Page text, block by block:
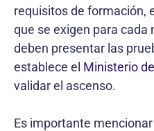
requisitos de formación,
que se exigen para cada
deben presentar las
establece el Ministerio
validar el ascenso.
Es importante